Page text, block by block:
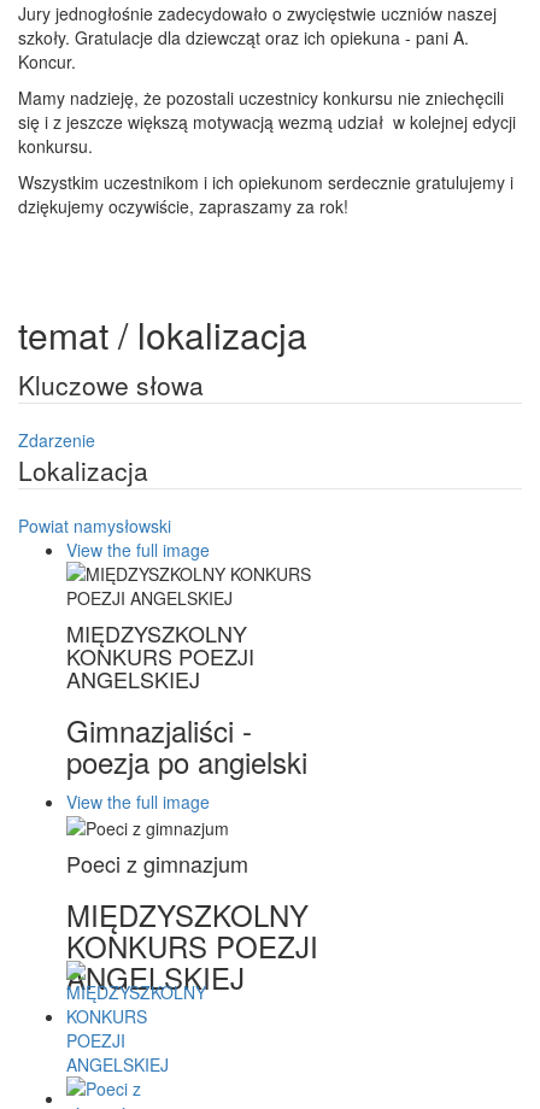
Jury jednogłośnie zadecydowało o zwycięstwie uczniów naszej
szkoły. Gratulacje dla dziewcząt oraz ich opiekuna - pani A.
Koncur.
Mamy nadzieję, że pozostali uczestnicy konkursu nie zniechęcili
się i z jeszcze większą motywacją wezmą udział w kolejnej edycji
konkursu.
Wszystkim uczestnikom i ich opiekunom serdecznie gratulujemy i
dziękujemy oczywiście, zapraszamy za rok!
temat / lokalizacja
Kluczowe słowa
Zdarzenie
Lokalizacja
Powiat namysłowski
View the full image
MIĘDZYSZKOLNY
KONKURS POEZJI
ANGELSKIEJ
Gimnazjaliści -
poezja po angielski
View the full image
Poeci z gimnazjum
MIĘDZYSZKOLNY
KONKURS POEZJI
ANGELSKIEJ